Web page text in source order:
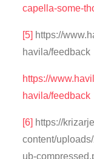
capella-some-
[5] https://
havila/feedback
https://
havila/feedback
[6] https://
content/
ub-